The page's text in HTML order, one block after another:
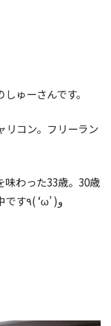
ゅーさんです。
リコン。フリーラン
味わった33歳。30歳
過ぎてからスキルアップ中です٩( ‘ω’ )و